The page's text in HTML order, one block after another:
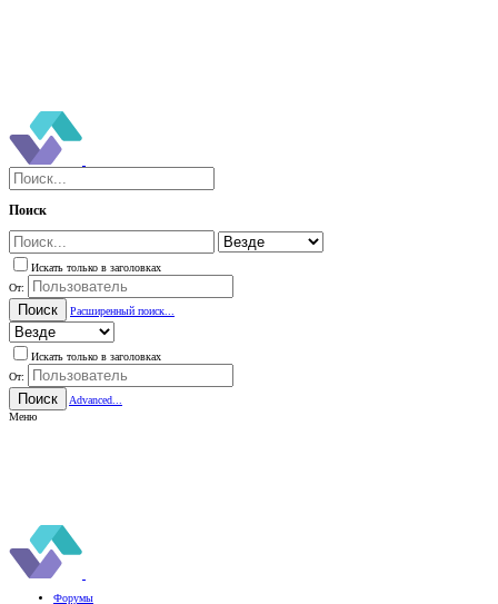
Поиск
Искать только в заголовках
От:
Поиск Расширенный поиск...
Искать только в заголовках
От:
Поиск
Advanced...
Меню
Форумы